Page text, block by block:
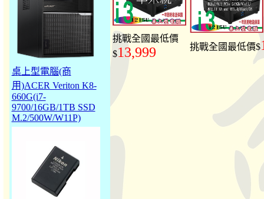
桌上型電腦(商
用)ACER Veriton K8-
660G(i7-
9700/16GB/1TB SSD
M.2/500W/W11P)
挑戰全國最低價
$13,999 挑戰全國最低價$